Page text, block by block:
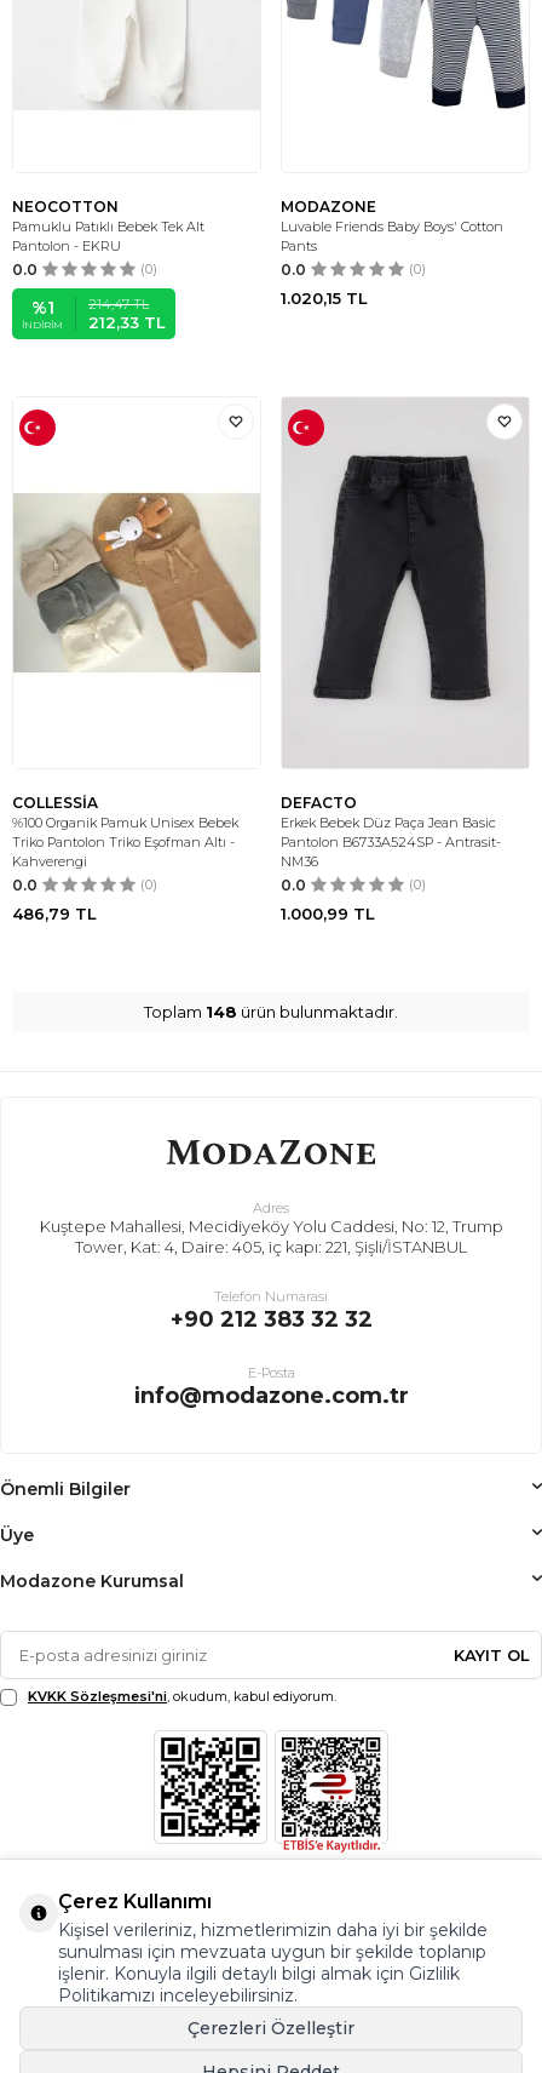
NEOCOTTON
Pamuklu Patıklı Bebek Tek Alt
Pantolon - EKRU
0.0 (0)
%1
İNDIRIM
214,47TL
212,33 TL
MODAZONE
Luvable Friends Baby Boys' Cotton
Pants
0.0 (0)
1.020,15 TL
COLLESSİA
%100 Organik Pamuk Unisex Bebek
Triko Pantolon Triko Eşofman Altı -
Kahverengi
0.0 (0)
486,79 TL
DEFACTO
Erkek Bebek Düz Paça Jean Basic
Pantolon B6733A524SP - Antrasit-
NM36
0.0 (0)
1.000,99 TL
Toplam 148 ürün bulunmaktadır.
Adres
Kuştepe Mahallesi, Mecidiyeköy Yolu Caddesi, No: 12, Trump
Tower, Kat: 4, Daire: 405, iç kapı: 221, Şişli/İSTANBUL
Telefon Numarası
+90 212 383 32 32
E-Posta
info@modazone.com.tr
Önemli Bilgiler
Üye
Modazone Kurumsal
KAYIT OL
KVKK Sözleşmesi'ni, okudum, kabul ediyorum.
Çerez Kullanımı
Kişisel verileriniz, hizmetlerimizin daha iyi bir şekilde
sunulması için mevzuata uygun bir şekilde toplanıp
işlenir. Konuyla ilgili detaylı bilgi almak için Gizlilik
Politikamızı inceleyebilirsiniz.
Çerezleri Özelleştir